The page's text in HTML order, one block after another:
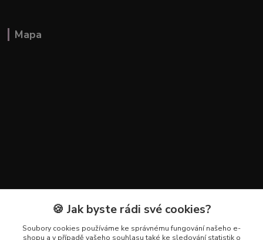
Mapa
Kontakty
+420 602 223 614
🍪 Jak byste rádi své cookies?
Soubory cookies používáme ke správnému fungování našeho e-
shopu a v případě vašeho souhlasu také ke sledování statistik o